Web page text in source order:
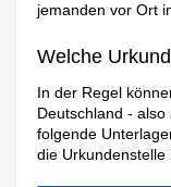
jemanden vor Ort
Welche
In der Regel
Deutschland -
folgende
die Urkundenstelle